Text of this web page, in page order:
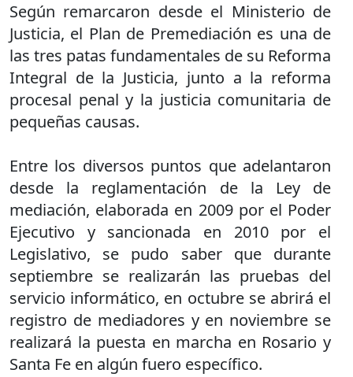
Según remarcaron desde el Ministerio de
Justicia, el Plan de Premediación es una de
las tres patas fundamentales de su Reforma
Integral de la Justicia, junto a la reforma
procesal penal y la justicia comunitaria de
pequeñas causas.
Entre los diversos puntos que adelantaron
desde la reglamentación de la Ley de
mediación, elaborada en 2009 por el Poder
Ejecutivo y sancionada en 2010 por el
Legislativo, se pudo saber que durante
septiembre se realizarán las pruebas del
servicio informático, en octubre se abrirá el
registro de mediadores y en noviembre se
realizará la puesta en marcha en Rosario y
Santa Fe en algún fuero específico.